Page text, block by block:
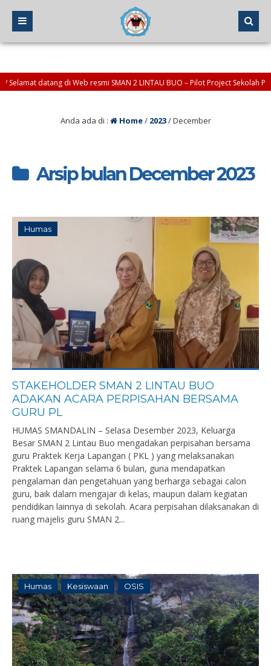
datang di Web resmi SMAN 2 LINTAU BUO – Pilot Project Sekolah
dan info : okinoviendra@sman2-lintaubuo.sch.id *atau* osis@sman2-
Anda ada di : Home/ 2023/December
Arsip bulan December 2023
Humas
STAKEHOLDER SMAN 2 LINTAU BUO
ADAKAN ACARA PERPISAHAN BERSAMA
GURU PL
HUMAS SMANDALIN – Selasa Desember 2023, Keluarga
Besar SMAN 2 Lintau Buo mengadakan perpisahan bersama
guru Praktek Kerja Lapangan ( PKL ) yang melaksanakan
Praktek Lapangan selama 6 bulan, guna mendapatkan
pengalaman dan pengetahuan yang berharga sebagai calon
guru, baik dalam mengajar di kelas, maupun dalam kegiatan
pendidikan lainnya di sekolah. Acara perpisahan dilaksanakan di
ruang majelis guru SMAN 2...
Humas Kesiswaan OSIS